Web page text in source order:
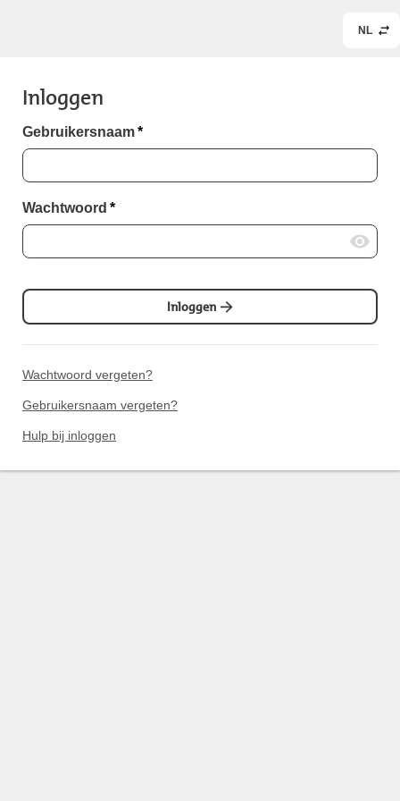
NL
Inloggen
Gebruikersnaam*
Wachtwoord *
Inloggen
Wachtwoord vergeten?
Gebruikersnaam vergeten?
Hulp bij inloggen